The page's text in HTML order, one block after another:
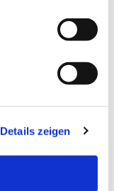
Details zeigen